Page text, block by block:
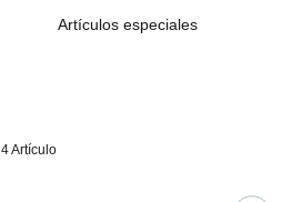
Artículos especiales
4 Artículo